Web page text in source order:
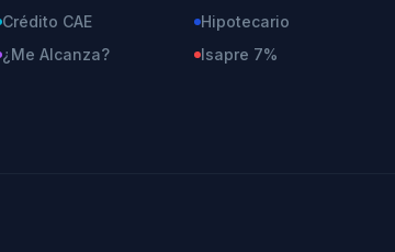
Crédito CAE
Hipotecario
¿Me Alcanza?
Isapre 7%